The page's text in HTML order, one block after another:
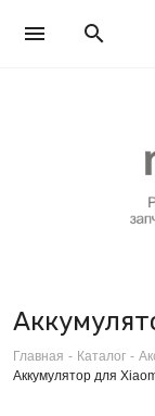
Главная - Каталог -
Аккумулятор для